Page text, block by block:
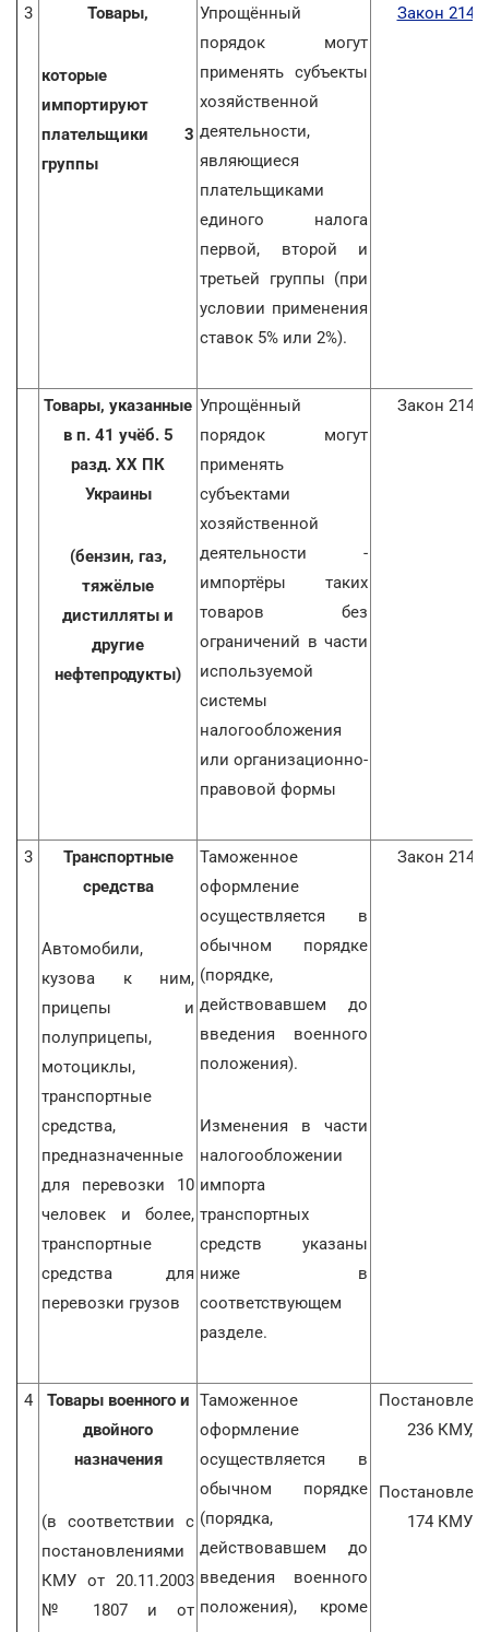
3 Товары,
которые
импортируют
плательщики 3
группы
Упрощённый
порядок могут
применять субъекты
хозяйственной
деятельности,
являющиеся
плательщиками
единого налога
первой, второй и
третьей группы (при
условии применения
ставок 5% или 2%).
Закон 2142
Товары, указанные
в п. 41 учёб. 5
разд. XX ПК
Украины
(бензин, газ,
тяжёлые
дистилляты и
другие
нефтепродукты)
Упрощённый
порядок могут
применять
субъектами
хозяйственной
деятельности -
импортёры таких
товаров без
ограничений в части
используемой
системы
налогообложения
или организационно-
правовой формы
Закон 2142
3
Транспортные
средства
Автомобили,
кузова к ним,
прицепы и
полуприцепы,
мотоциклы,
транспортные
средства,
предназначенные
для перевозки 10
человек и более,
транспортные
средства для
перевозки грузов
Таможенное
оформление
осуществляется в
обычном порядке
(порядке,
действовавшем до
введения военного
положения).
Изменения в части
налогообложении
импорта
транспортных
средств указаны
ниже в
соответствующем
разделе.
Закон 2142
4
Товары военного и
двойного
назначения
(в соответствии с
постановлениями
КМУ от 20.11.2003
№ 1807 и от
Таможенное
оформление
осуществляется в
обычном порядке
(порядка,
действовавшем до
введения военного
положения), кроме
236 КМУ,
174 КМУ